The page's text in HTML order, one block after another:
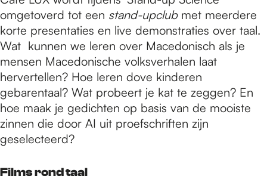
omgetoverd tot een stand-upclubmet meerdere
korte presentaties en live demonstraties over taal.
Wat kunnen we leren over Macedonisch als je
mensen Macedonische volksverhalen laat
hervertellen? Hoe leren dove kinderen
gebarentaal? Wat probeert je kat te zeggen? En
hoe maak je gedichten op basis van de mooiste
zinnen die door AI uit proefschriften zijn
geselecteerd?
Films rond taal